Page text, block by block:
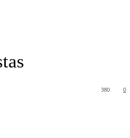
0
380